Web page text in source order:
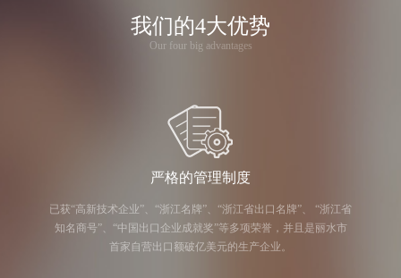
我们的4大优势
Our four big advantages
严格的管理制度
已获“高新技术企业”、“浙江名牌”、“浙江省出口名牌”、 “浙江省
知名商号”、“中国出口企业成就奖”等多项荣誉，并且是丽水市
首家自营出口额破亿美元的生产企业。